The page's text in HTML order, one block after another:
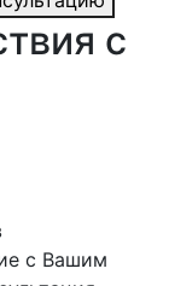
с
с Вашим